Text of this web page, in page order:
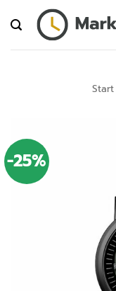
Inhalt
springen
Start
-25%